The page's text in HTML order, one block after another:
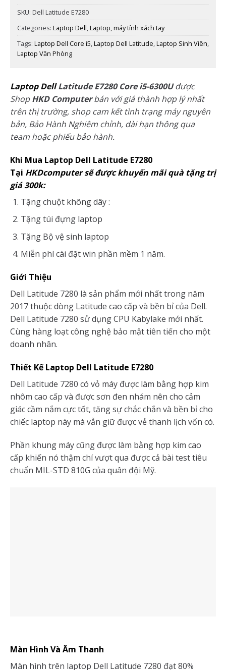
SKU: Dell Latitude E7280
Categories: Laptop Dell,Laptop, máy tính xách tay
Tags: Laptop Dell Core i5,Laptop Dell Latitude,Laptop Sinh Viên,
Laptop Văn Phòng
Laptop DellLatitude E7280 Core i5-6300Uđược
ShopHKD Computerbán với giá thành hợp lý nhất
trên thị trường, shop cam kết tình trạng máy nguyên
bản, Bảo Hành Nghiêm chỉnh, dài hạn thông qua
team hoặc phiếu bảo hành.
Khi Mua Laptop Dell Latitude E7280
Tại HKDcomputer sẽ được khuyến mãi quà tặng trị
giá 300k:
Tặng chuột không dây :
Tặng túi đựng laptop
Tặng Bộ vệ sinh laptop
Miễn phí cài đặt win phần mềm 1 năm.
Giới Thiệu
Dell Latitude 7280 là sản phẩm mới nhất trong năm
2017 thuộc dòng Latitude cao cấp và bền bỉ của Dell.
Dell Latitude 7280 sử dụng CPU Kabylake mới nhất.
Cùng hàng loạt công nghệ bảo mật tiên tiến cho một
doanh nhân.
Thiết Kế Laptop Dell Latitude E7280
Dell Latitude 7280 có vỏ máy được làm bằng hợp kim
nhôm cao cấp và được sơn đen nhám nên cho cảm
giác cầm nắm cực tốt, tăng sự chắc chắn và bền bỉ cho
chiếc laptop này mà vẫn giữ được vẻ thanh lịch vốn có.
Phần khung máy cũng được làm bằng hợp kim cao
cấp khiến nó thậm chí vượt qua được cả bài test tiêu
chuẩn MIL-STD 810G của quân đội Mỹ.
Màn Hình Và Âm Thanh
Màn hình trên laptop Dell Latitude 7280 đạt 80%